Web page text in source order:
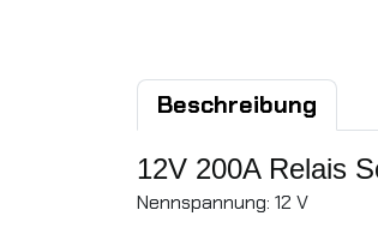
Beschreibung
12V 200A Relais
Nennspannung: 12 V